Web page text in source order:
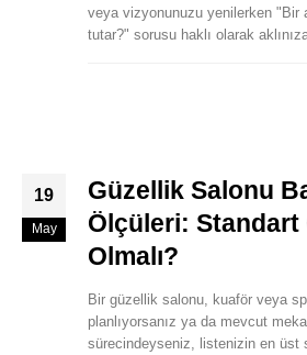
veya vizyonunuzu yenilerken "Bir
tutar?" sorusu haklı olarak
19
May
Güzellik Salonu
Ölçüleri: Standart
Olmalı?
Bir güzellik salonu, kuaför veya
planlıyorsanız ya da mevcut
sürecindeyseniz, listenizin en üst